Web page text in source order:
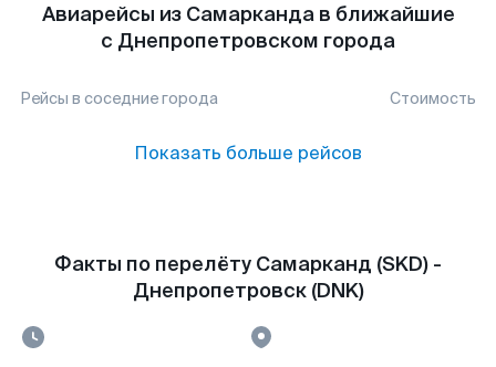
Авиарейсы из Самарканда в ближайшие
с Днепропетровском города
Рейсы в соседние города Стоимость
Показать больше рейсов
Факты по перелёту Самарканд (SKD) -
Днепропетровск (DNK)